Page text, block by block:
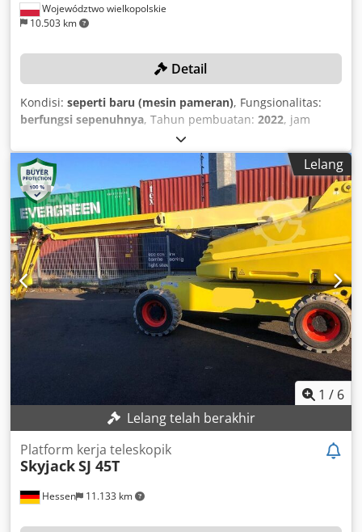
Województwo wielkopolskie
10.503 km
Detail
Kondisi: seperti baru (mesin pameran), Fungsionalitas:
berfungsi sepenuhnya, Tahun pembuatan: 2022, jam
, nomor mesin/kendaraan:
kapasitas angkut:227 kg, tinggi angkat:3.660 mm, berat
kosong:
, tegangan baterai:24 V, tekanan:207
batang, Tidak ada harga minimum – penjualan dijamin
dengan penawaran tertinggi! Platform kerja dengan tiang
teleskopik dalam kondisi seperti baru dengan hanya 95
jam operasi! RINCIAN TEKNIS Cedpfx Aeznu Iiel Dorf
Ketinggian angkat: 3.660 mm Kapasitas beban maks.: 227
kg Gaya lateral maks.: 400 N RINCIAN MESIN Tekanan
sistem: 207 bar Jam operasi: 95 jam Tegangan baterai: 24 V
Berat kosong: 863 kg PERLENGKAPAN Pengisi daya
Referensi eksternal: SL17312SP
Lelang
1 / 6
Lelang telah berakhir
Hessen 11.133 km
Platform kerja teleskopik
SkyjackSJ 45T